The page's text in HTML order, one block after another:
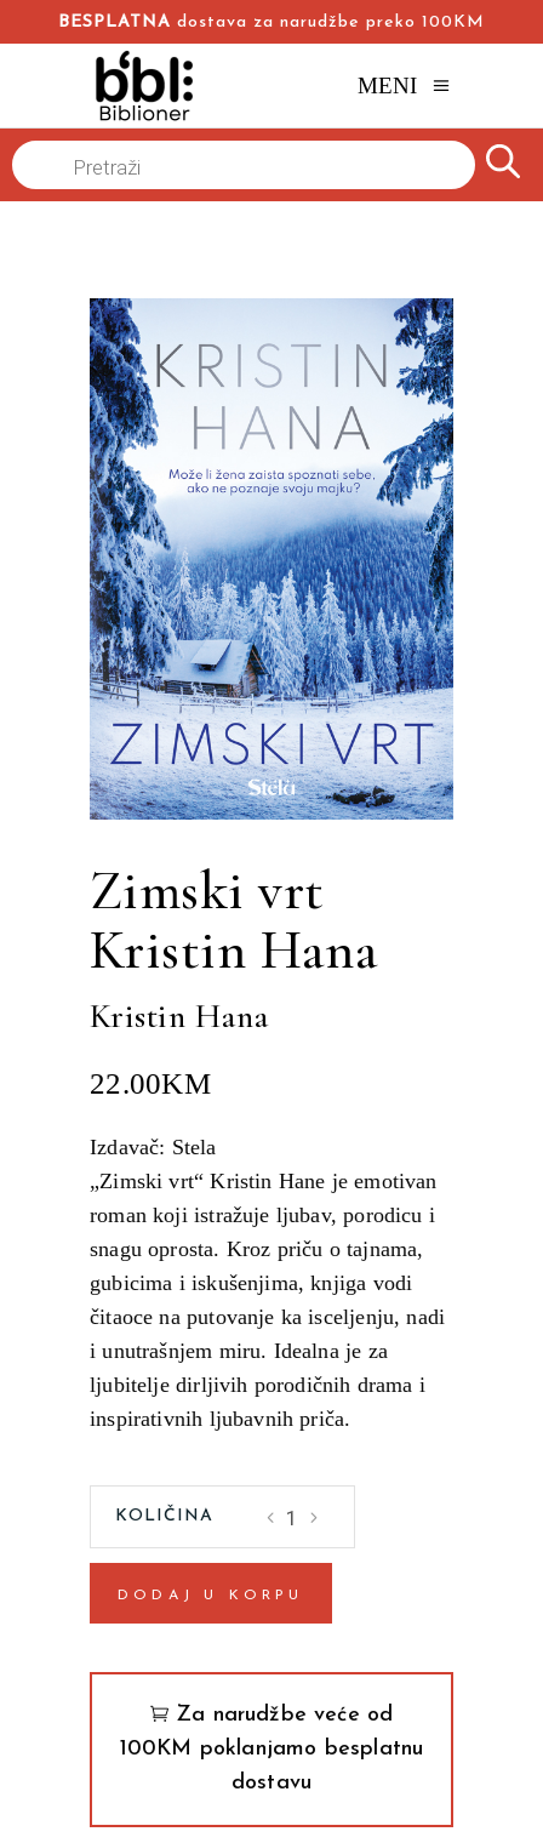
BESPLATNA dostava za narudžbe preko 100KM
MENI
Products
search
Zimski vrt
Kristin Hana
Kristin Hana
22.00KM
Izdavač: Stela
„Zimski vrt“ Kristin Hane je emotivan
roman koji istražuje ljubav, porodicu i
snagu oprosta. Kroz priču o tajnama,
gubicima i iskušenjima, knjiga vodi
čitaoce na putovanje ka isceljenju, nadi
i unutrašnjem miru. Idealna je za
ljubitelje dirljivih porodičnih drama i
inspirativnih ljubavnih priča.
Kristin
Hana
DODAJ U KORPU
Za narudžbe veće od
100KM poklanjamo besplatnu
dostavu